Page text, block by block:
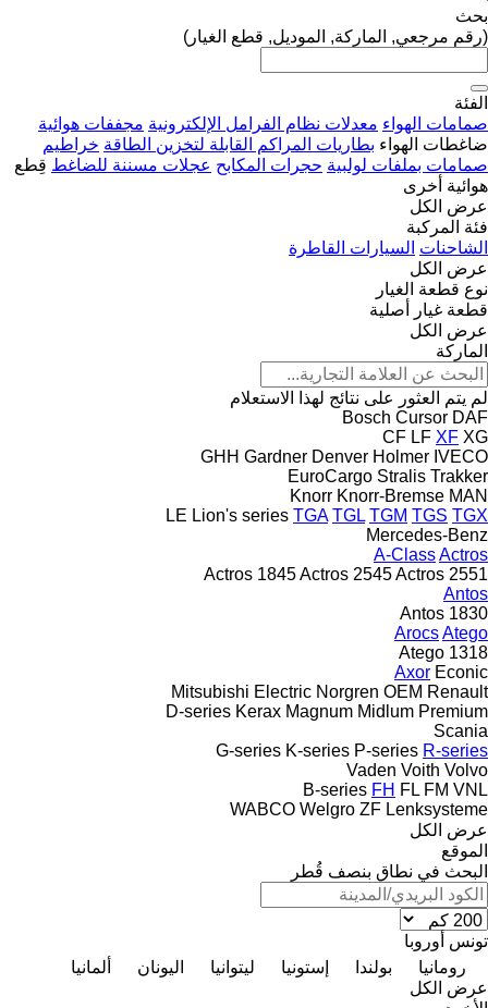
بحث
(رقم مرجعي, الماركة, الموديل, قطع الغيار)
الفئة
صمامات الهواء معدلات نظام الفرامل الإلكترونية مجففات هوائية
ضاغطات الهواء بطاريات المراكم القابلة لتخزين الطاقة خراطيم
صمامات بملفات لولبية حجرات المكابح عجلات مسننة للضاغط قِطع
هوائية أخرى
عرض الكل
فئة المركبة
الشاحنات السيارات القاطرة
عرض الكل
نوع قطعة الغيار
قطعة غيار أصلية
عرض الكل
الماركة
لم يتم العثور على نتائج لهذا الاستعلام
Bosch Cursor DAF
CF LF XF XG
GHH Gardner Denver Holmer IVECO
EuroCargo Stralis Trakker
Knorr Knorr-Bremse MAN
LE Lion's series TGA TGL TGM TGS TGX
Mercedes-Benz
A-ClassActros
Actros 1845Actros 2545Actros 2551
Antos
Antos 1830
ArocsAtego
Atego 1318
Axor Econic
Mitsubishi Electric Norgren OEM Renault
D-series Kerax Magnum Midlum Premium
Scania
G-series K-series P-series R-series
Vaden Voith Volvo
B-series FH FL FM VNL
WABCO Welgro ZF Lenksysteme
عرض الكل
الموقع
البحث في نطاق بنصف قُطر
تونس أوروبا
رومانيا
بولندا إستونيا ليتوانيا اليونان
ألمانيا
عرض الكل